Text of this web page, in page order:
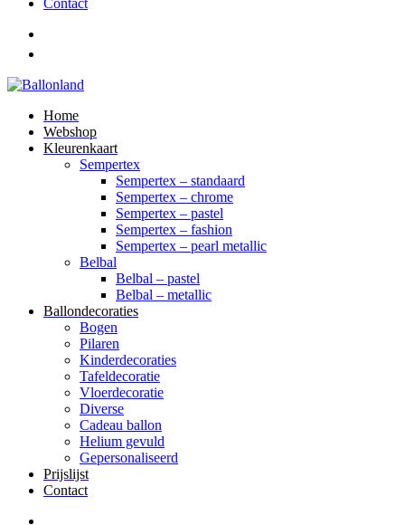
Contact
Home
Webshop
Kleurenkaart
Sempertex
Sempertex – standaard
Sempertex – chrome
Sempertex – pastel
Sempertex – fashion
Sempertex – pearl metallic
Belbal
Belbal – pastel
Belbal – metallic
Ballondecoraties
Bogen
Pilaren
Kinderdecoraties
Tafeldecoratie
Vloerdecoratie
Diverse
Cadeau ballon
Helium gevuld
Gepersonaliseerd
Prijslijst
Contact